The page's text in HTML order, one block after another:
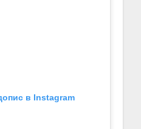
в Instagram